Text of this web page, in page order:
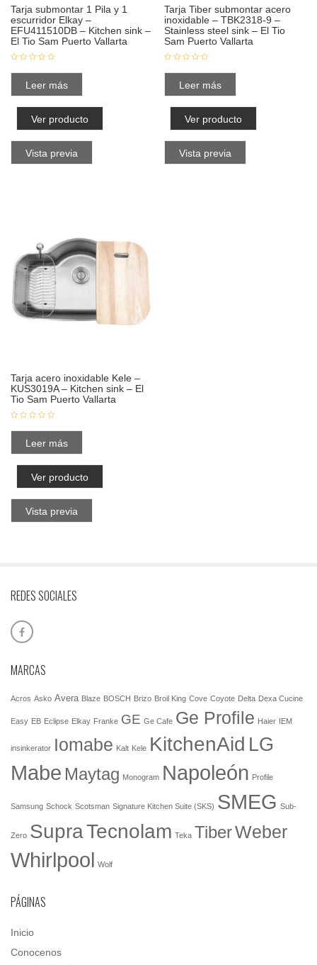
Tarja submontar 1 Pila y 1
escurridor Elkay –
EFU411510DB – Kitchen sink –
El Tio Sam Puerto Vallarta
Leer más
Ver producto
Vista previa
Tarja Tiber submontar acero
inoxidable – TBK2318-9 –
Stainless steel sink – El Tio
Sam Puerto Vallarta
Leer más
Ver producto
Vista previa
Tarja acero inoxidable Kele –
KUS3019A – Kitchen sink – El
Tio Sam Puerto Vallarta
Leer más
Ver producto
Vista previa
REDES SOCIALES
MARCAS
Acros Asko Avera Blaze BOSCH Brizo Broil King Cove Coyote Delta Dexa Cucine
Easy EB Eclipse Elkay Franke GE Ge Cafe Ge Profile Haier IEM
insinkerator Iomabe Kalt Kele KitchenAid LG
Mabe Maytag Monogram Napoleón Profile
Samsung Schock Scotsman Signature Kitchen Suite (SKS) SMEG Sub-
Zero SupraTecnolam Teka TiberWeber
Whirlpool Wolf
PÁGINAS
Inicio
Conocenos